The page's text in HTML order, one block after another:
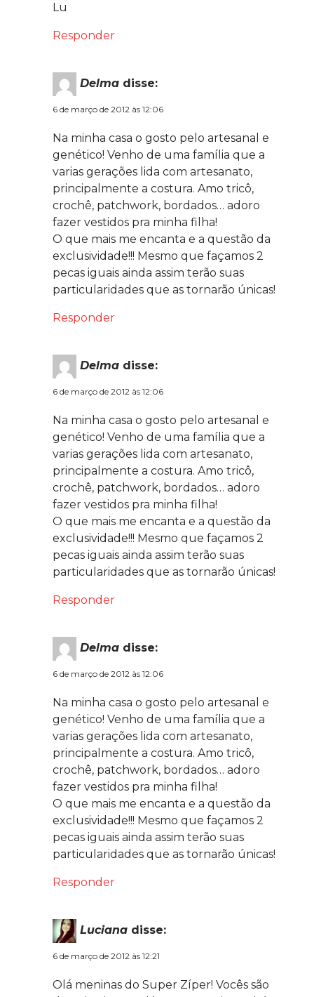
Lu
Responder
Delma disse:
6 de março de 2012 às 12:06
Na minha casa o gosto pelo artesanal e
genético! Venho de uma família que a
varias gerações lida com artesanato,
principalmente a costura. Amo tricô,
crochê, patchwork, bordados… adoro
fazer vestidos pra minha filha!
O que mais me encanta e a questão da
exclusividade!!! Mesmo que façamos 2
pecas iguais ainda assim terão suas
particularidades que as tornarão únicas!
Responder
Delma disse:
6 de março de 2012 às 12:06
Na minha casa o gosto pelo artesanal e
genético! Venho de uma família que a
varias gerações lida com artesanato,
principalmente a costura. Amo tricô,
crochê, patchwork, bordados… adoro
fazer vestidos pra minha filha!
O que mais me encanta e a questão da
exclusividade!!! Mesmo que façamos 2
pecas iguais ainda assim terão suas
particularidades que as tornarão únicas!
Responder
Delma disse:
6 de março de 2012 às 12:06
Na minha casa o gosto pelo artesanal e
genético! Venho de uma família que a
varias gerações lida com artesanato,
principalmente a costura. Amo tricô,
crochê, patchwork, bordados… adoro
fazer vestidos pra minha filha!
O que mais me encanta e a questão da
exclusividade!!! Mesmo que façamos 2
pecas iguais ainda assim terão suas
particularidades que as tornarão únicas!
Responder
Luciana disse:
6 de março de 2012 às 12:21
Olá meninas do Super Zíper! Vocês são